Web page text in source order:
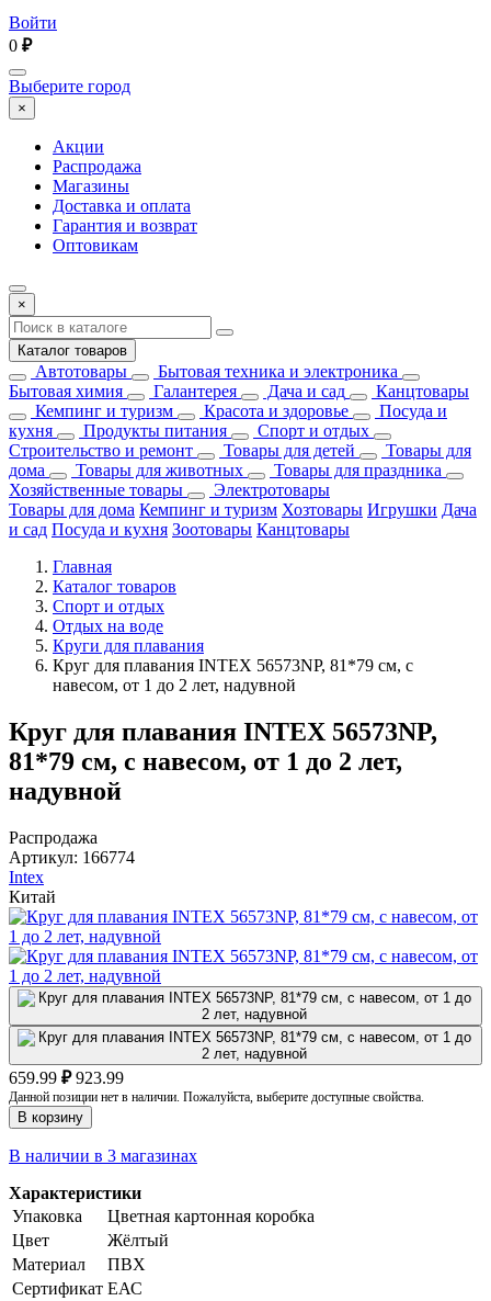
Войти
0 ₽
Выберите город
×
Акции
Распродажа
Магазины
Доставка и оплата
Гарантия и возврат
Оптовикам
×
Каталог товаров
Автотовары
Бытовая техника и электроника
Бытовая химия
Галантерея Дача и сад
Канцтовары
Кемпинг и туризм
Красота и здоровье
Посуда и
кухня
Продукты питания
Спорт и отдых
Строительство и ремонт
Товары для детей
Товары для
дома
Товары для животных
Товары для праздника
Хозяйственные товары
Электротовары
Товары для дома Кемпинг и туризм Хозтовары Игрушки Дача
и сад Посуда и кухня Зоотовары Канцтовары
Главная
Каталог товаров
Спорт и отдых
Отдых на воде
Круги для плавания
Круг для плавания INTEX 56573NP, 81*79 см, с
навесом, от 1 до 2 лет, надувной
Круг для плавания INTEX 56573NP,
81*79 см, с навесом, от 1 до 2 лет,
надувной
Распродажа
Артикул: 166774
Intex
Китай
659.99 ₽ 923.99
Данной позиции нет в наличии. Пожалуйста, выберите доступные свойства.
В корзину
В наличии в 3 магазинах
Характеристики
Упаковка
Цветная картонная коробка
Цвет
Жёлтый
Материал
ПВХ
Сертификат ЕАС